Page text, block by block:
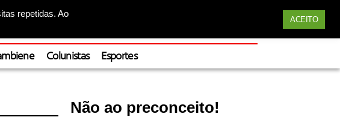
repetidas. Ao
ACEITO
Colunistas Esportes
Não ao preconceito!